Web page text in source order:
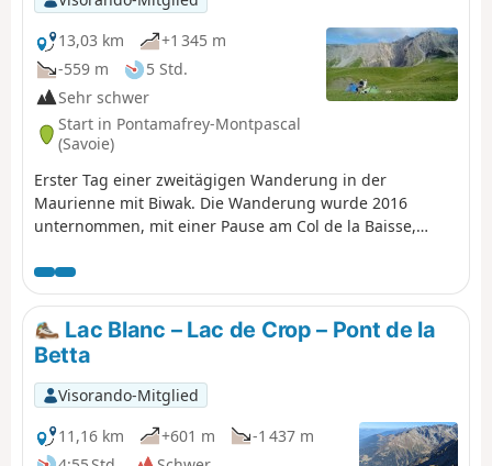
13,03 km
+1 345 m
-559 m
5 Std.
Sehr schwer
Start in Pontamafrey-Montpascal
(Savoie)
Erster Tag einer zweitägigen Wanderung in der
Maurienne mit Biwak. Die Wanderung wurde 2016
unternommen, mit einer Pause am Col de la Baisse,
einer letzten am Chalet du Tovet. Anmerkung: Die
angezeigte Route stammt von meiner GPS-Uhr, die ich
nie angehalten habe, was die Schleifen an einigen
Stellen erklärt.
Lac Blanc – Lac de Crop – Pont de la
Betta
Visorando-Mitglied
11,16 km
+601 m
-1 437 m